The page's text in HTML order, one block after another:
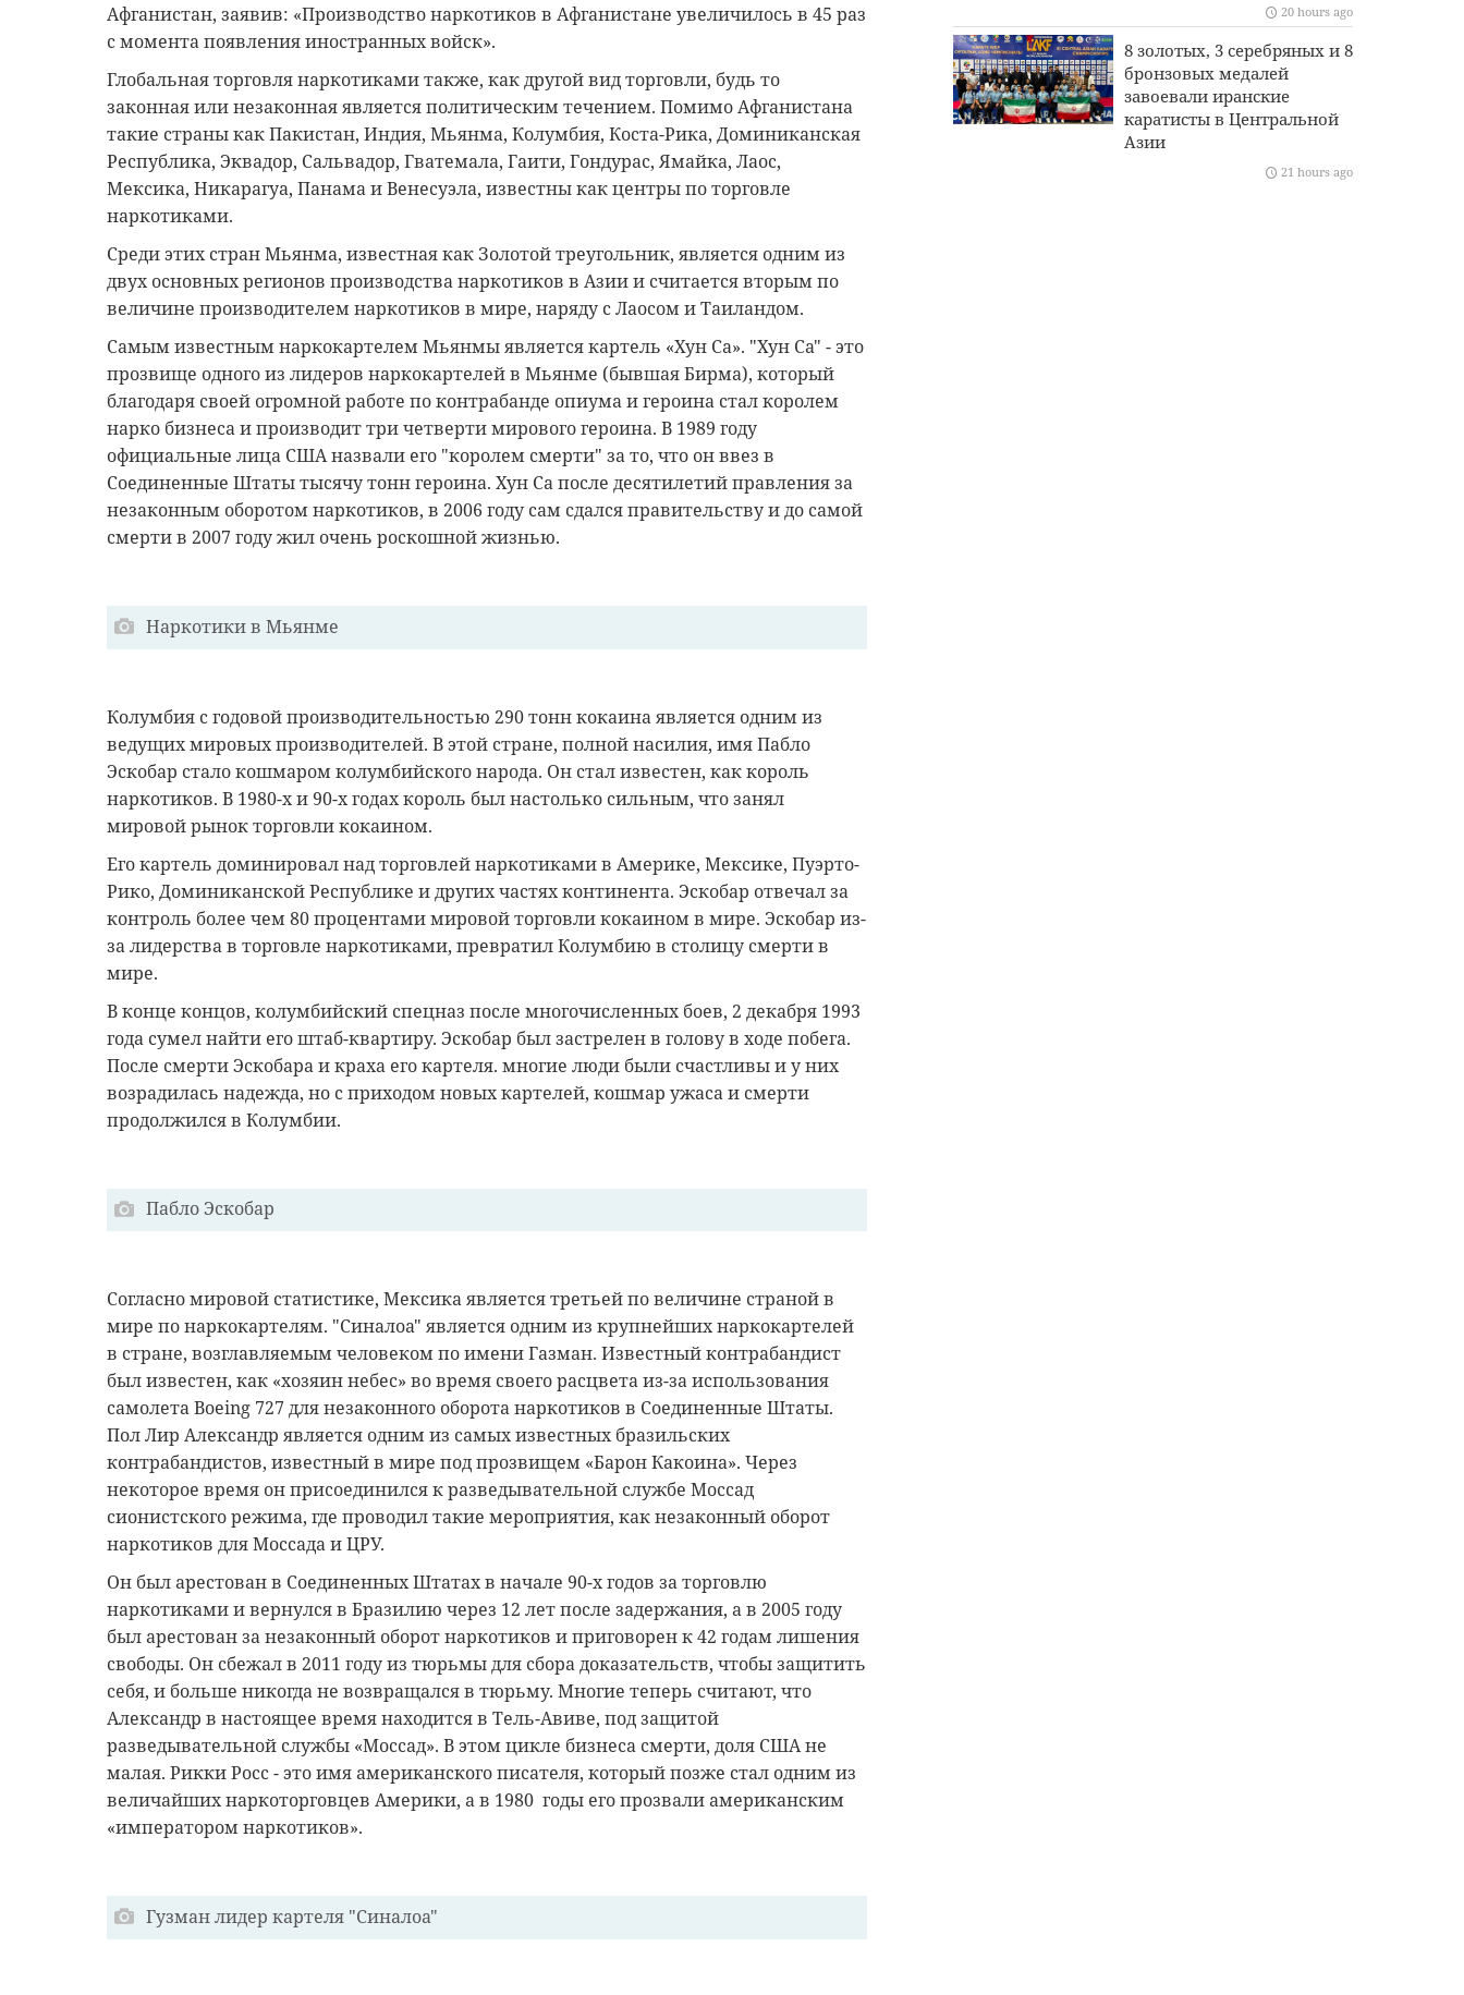
Афганистан, заявив: «Производство наркотиков в Афганистане увеличилось в 45 раз
с момента появления иностранных войск».
Глобальная торговля наркотиками также, как другой вид торговли, будь то
законная или незаконная является политическим течением. Помимо Афганистана
такие страны как Пакистан, Индия, Мьянма, Колумбия, Коста-Рика, Доминиканская
Республика, Эквадор, Сальвадор, Гватемала, Гаити, Гондурас, Ямайка, Лаос,
Мексика, Никарагуа, Панама и Венесуэла, известны как центры по торговле
наркотиками.
Среди этих стран Мьянма, известная как Золотой треугольник, является одним из
двух основных регионов производства наркотиков в Азии и считается вторым по
величине производителем наркотиков в мире, наряду с Лаосом и Таиландом.
Самым известным наркокартелем Мьянмы является картель «Хун Са». "Хун Са" - это
прозвище одного из лидеров наркокартелей в Мьянме (бывшая Бирма), который
благодаря своей огромной работе по контрабанде опиума и героина стал королем
нарко бизнеса и производит три четверти мирового героина. В 1989 году
официальные лица США назвали его "королем смерти" за то, что он ввез в
Соединенные Штаты тысячу тонн героина. Хун Са после десятилетий правления за
незаконным оборотом наркотиков, в 2006 году сам сдался правительству и до самой
смерти в 2007 году жил очень роскошной жизнью.
Наркотики в Мьянме
Колумбия с годовой производительностью 290 тонн кокаина является одним из
ведущих мировых производителей. В этой стране, полной насилия, имя Пабло
Эскобар стало кошмаром колумбийского народа. Он стал известен, как король
наркотиков. В 1980-х и 90-х годах король был настолько сильным, что занял
мировой рынок торговли кокаином.
Его картель доминировал над торговлей наркотиками в Америке, Мексике, Пуэрто-
Рико, Доминиканской Республике и других частях континента. Эскобар отвечал за
контроль более чем 80 процентами мировой торговли кокаином в мире. Эскобар из-
за лидерства в торговле наркотиками, превратил Колумбию в столицу смерти в
мире.
В конце концов, колумбийский спецназ после многочисленных боев, 2 декабря 1993
года сумел найти его штаб-квартиру. Эскобар был застрелен в голову в ходе побега.
После смерти Эскобара и краха его картеля. многие люди были счастливы и у них
возрадилась надежда, но с приходом новых картелей, кошмар ужаса и смерти
продолжился в Колумбии.
Пабло Эскобар
Согласно мировой статистике, Мексика является третьей по величине страной в
мире по наркокартелям. "Синалоа" является одним из крупнейших наркокартелей
в стране, возглавляемым человеком по имени Газман. Известный контрабандист
был известен, как «хозяин небес» во время своего расцвета из-за использования
самолета Boeing 727 для незаконного оборота наркотиков в Соединенные Штаты.
Пол Лир Александр является одним из самых известных бразильских
контрабандистов, известный в мире под прозвищем «Барон Какоина». Через
некоторое время он присоединился к разведывательной службе Моссад
сионистского режима, где проводил такие мероприятия, как незаконный оборот
наркотиков для Моссада и ЦРУ.
Он был арестован в Соединенных Штатах в начале 90-х годов за торговлю
наркотиками и вернулся в Бразилию через 12 лет после задержания, а в 2005 году
был арестован за незаконный оборот наркотиков и приговорен к 42 годам лишения
свободы. Он сбежал в 2011 году из тюрьмы для сбора доказательств, чтобы защитить
себя, и больше никогда не возвращался в тюрьму. Многие теперь считают, что
Александр в настоящее время находится в Тель-Авиве, под защитой
разведывательной службы «Моссад». В этом цикле бизнеса смерти, доля США не
малая. Рикки Росс - это имя американского писателя, который позже стал одним из
величайших наркоторговцев Америки, а в 1980 годы его прозвали американским
«императором наркотиков».
Гузман лидер картеля "Синалоа"
20 hours ago
8 золотых, 3 серебряных и 8
бронзовых медалей
завоевали иранские
каратисты в Центральной
Азии
21 hours ago